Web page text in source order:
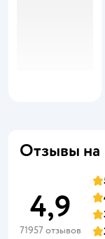
Отзывы на
4,9
71957 отзывов